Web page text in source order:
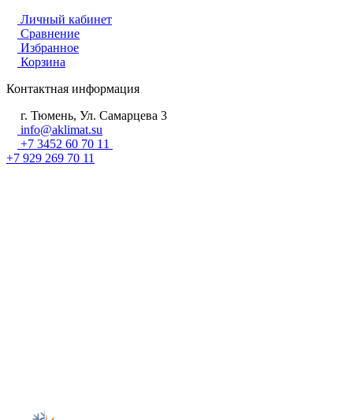
Личный кабинет
Сравнение
Избранное
Корзина
Контактная информация
г. Тюмень, Ул. Самарцева 3
info@aklimat.su
+7 3452 60 70 11
+7 929 269 70 11